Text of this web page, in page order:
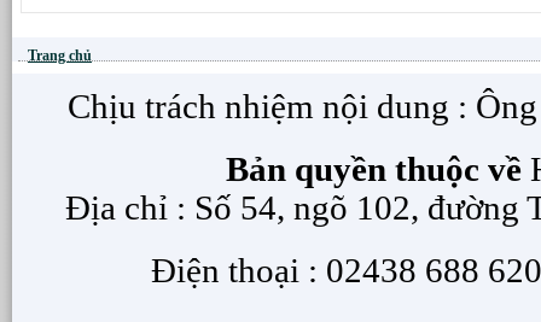
Trang chủ
Chịu trách nhiệm nội dung :
Bản quyền thuộc về
Địa chỉ : Số 54, ngõ 102, đường
Điện thoại : 02438 688